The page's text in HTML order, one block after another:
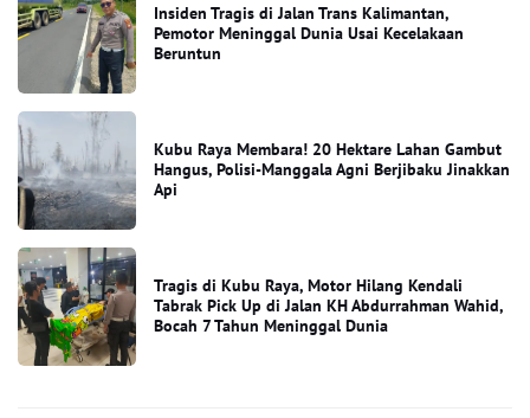
Insiden Tragis di Jalan Trans Kalimantan,
Pemotor Meninggal Dunia Usai Kecelakaan
Beruntun
Kubu Raya Membara! 20 Hektare Lahan Gambut
Hangus, Polisi-Manggala Agni Berjibaku Jinakkan
Api
Tragis di Kubu Raya, Motor Hilang Kendali
Tabrak Pick Up di Jalan KH Abdurrahman Wahid,
Bocah 7 Tahun Meninggal Dunia